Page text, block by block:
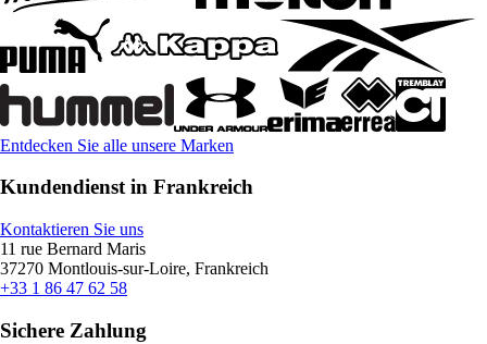
Entdecken Sie alle unsere Marken
Kundendienst in Frankreich
Kontaktieren Sie uns
11 rue Bernard Maris
37270 Montlouis-sur-Loire, Frankreich
+33 1 86 47 62 58
Sichere Zahlung